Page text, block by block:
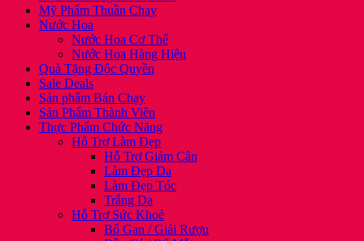
Mỹ Phẩm Thuần Chay
Nước Hoa
Nước Hoa Cơ Thể
Nước Hoa Hàng Hiệu
Quà Tặng Độc Quyền
Sale Deals
Sản phẩm Bán Chạy
Sản Phẩm Thành Viên
Thực Phẩm Chức Năng
Hỗ Trợ Làm Đẹp
Hỗ Trợ Giảm Cân
Làm Đẹp Da
Làm Đẹp Tóc
Trắng Da
Hỗ Trợ Sức Khoẻ
Bổ Gan / Giải Rượu